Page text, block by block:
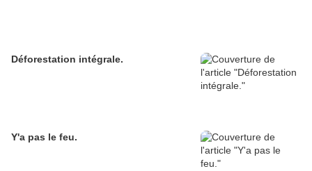
Déforestation intégrale.
Y'a pas le feu.